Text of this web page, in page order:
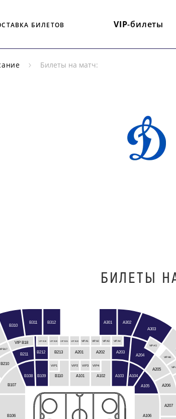
БИЛЕТОВ
VIP-билеты
Билеты на матч:
БИЛЕТЫ
A103
A104
A105
A106
B106
B107
B108 B109
A203
A204
A205
A206
A207
B210
B211 B212
A301
A302
A303
B310
B311
VIP A1
VIP A5
VIP A6
VIP
B17
VIP B18
B312
VIP B19 VIP B20 VIP B21 VIP B22 VIP A2 VIP A3 VIP A4
B213 A201 A202
A102
A101
B110
VIP1 VIP2 VIP3 VIP4